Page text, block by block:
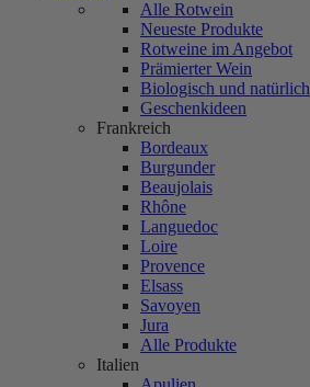
Alle Rotwein
Neueste Produkte
Rotweine im Angebot
Prämierter Wein
Biologisch und natürlich
Geschenkideen
Frankreich
Bordeaux
Burgunder
Beaujolais
Rhône
Languedoc
Loire
Provence
Elsass
Savoyen
Jura
Alle Produkte
Italien